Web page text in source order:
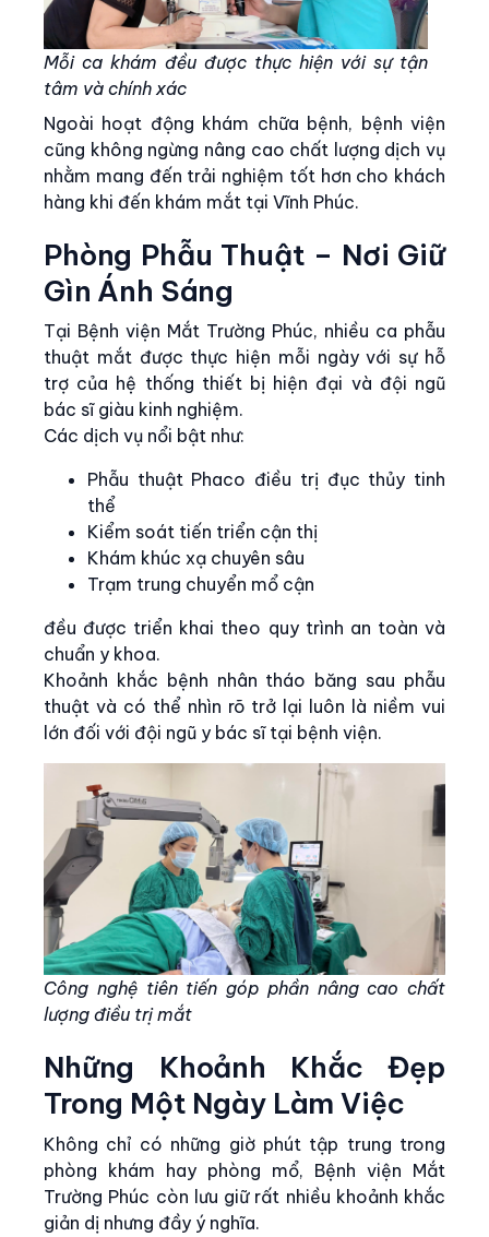
Mỗi ca khám đều được thực hiện với sự tận
tâm và chính xác
Ngoài hoạt động khám chữa bệnh, bệnh viện
cũng không ngừng nâng cao chất lượng dịch vụ
nhằm mang đến trải nghiệm tốt hơn cho khách
hàng khi đến khám mắt tại Vĩnh Phúc.
Phòng Phẫu Thuật – Nơi Giữ
Gìn Ánh Sáng
Tại Bệnh viện Mắt Trường Phúc, nhiều ca phẫu
thuật mắt được thực hiện mỗi ngày với sự hỗ
trợ của hệ thống thiết bị hiện đại và đội ngũ
bác sĩ giàu kinh nghiệm.
Các dịch vụ nổi bật như:
Phẫu thuật Phaco điều trị đục thủy tinh
thể
Kiểm soát tiến triển cận thị
Khám khúc xạ chuyên sâu
Trạm trung chuyển mổ cận
đều được triển khai theo quy trình an toàn và
chuẩn y khoa.
Khoảnh khắc bệnh nhân tháo băng sau phẫu
thuật và có thể nhìn rõ trở lại luôn là niềm vui
lớn đối với đội ngũ y bác sĩ tại bệnh viện.
Công nghệ tiên tiến góp phần nâng cao chất
lượng điều trị mắt
Những Khoảnh Khắc Đẹp
Trong Một Ngày Làm Việc
Không chỉ có những giờ phút tập trung trong
phòng khám hay phòng mổ, Bệnh viện Mắt
Trường Phúc còn lưu giữ rất nhiều khoảnh khắc
giản dị nhưng đầy ý nghĩa.